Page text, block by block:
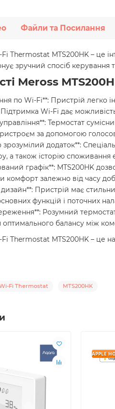
Файли та Посилання
Thermostat MTS200HK – це
зручний спосіб
Meross
по Wi-Fi**: Пристрій
Wi-Fi дає
Термостат
за допомогою
зрозумілий додаток**:
а також історію споживання
графік**: MTS200HK
комфорт залежно від часу
Пристрій має
функцій і поточних
Розумний
оптимального балансу між
Thermostat MTS200HK – це
Fi Thermostat MTS200HK
APPLE